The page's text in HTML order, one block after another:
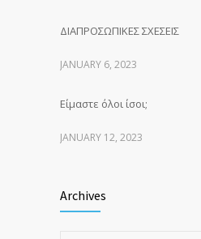
ΔΙΑΠΡΟΣΩΠΙΚΕΣ ΣΧΕΣΕΙΣ
JANUARY 6, 2023
Είμαστε όλοι ίσοι;
JANUARY 12, 2023
JANUARY 20, 2023
Archives